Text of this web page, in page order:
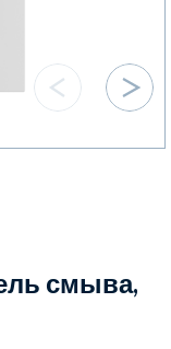
смыва,